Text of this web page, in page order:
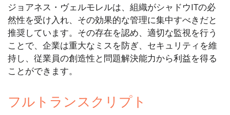
ジョアネス・ヴェルモレルは、組織がシャドウITの必
然性を受け入れ、その効果的な管理に集中すべきだと
推奨しています。その存在を認め、適切な監視を行う
ことで、企業は重大なミスを防ぎ、セキュリティを維
持し、従業員の創造性と問題解決能力から利益を得る
ことができます。
フルトランスクリプト